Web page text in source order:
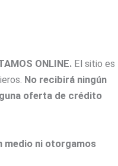
ONLINE. El sitio es
No recibirá ningún
oferta de crédito
medio ni otorgamos